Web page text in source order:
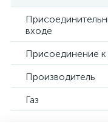
входе
Присоединение к
Производитель
Газ